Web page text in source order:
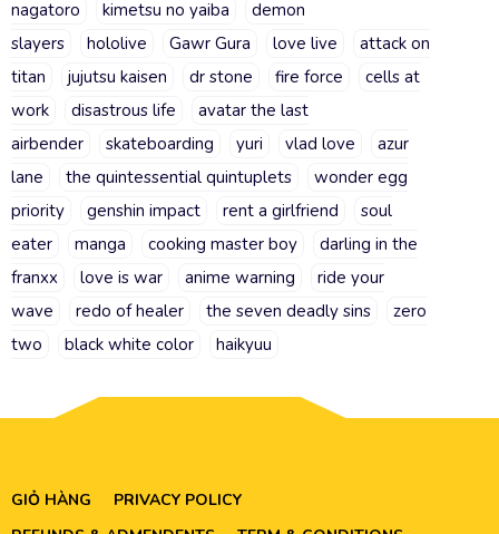
nagatoro
kimetsu no yaiba
demon
slayers
hololive Gawr Gura love live
attack on
titan
jujutsu kaisen dr stone fire force
cells at
work
disastrous life
avatar the last
airbender
skateboarding yuri vlad love
azur
lane
the quintessential quintuplets
wonder egg
priority
genshin impact rent a girlfriend
soul
eater
manga cooking master boy
darling in the
franxx
love is war anime warning
ride your
wave
redo of healer the seven deadly sins
zero
two
black white color haikyuu
GIỎ HÀNG
PRIVACY POLICY